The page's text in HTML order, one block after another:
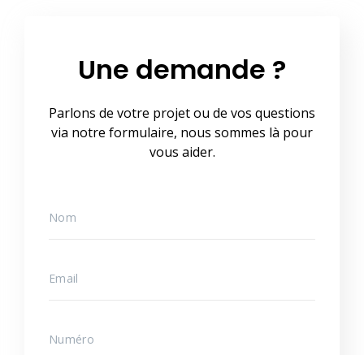
Une demande ?
Parlons de votre projet ou de vos questions
via notre formulaire, nous sommes là pour
vous aider.